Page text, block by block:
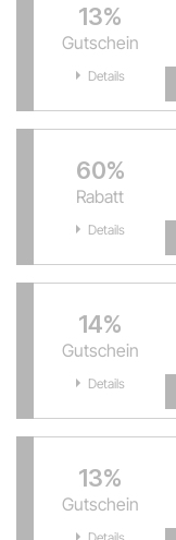
13%
Gutschein
Details
60%
Rabatt
Details
14%
Gutschein
Details
13%
Gutschein